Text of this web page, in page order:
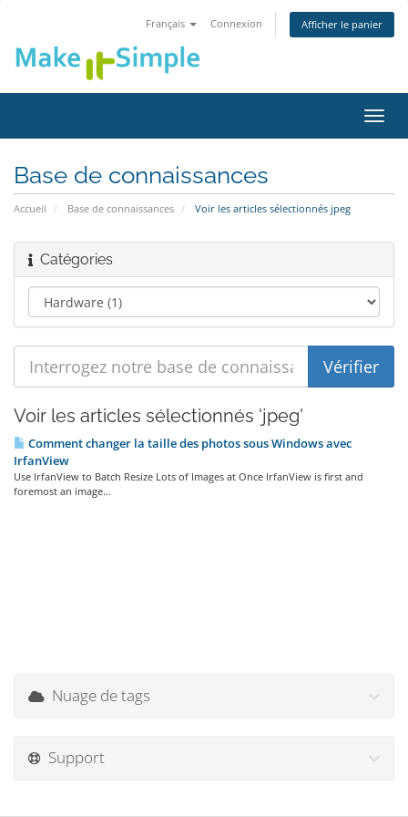
Français Connexion Afficher le panier
la
Base de connaissances
Accueil Base de connaissances Voir les articles sélectionnés jpeg
Catégories
Voir les articles sélectionnés 'jpeg'
Comment changer la taille des photos sous Windows avec
IrfanView
Use IrfanView to Batch Resize Lots of Images at Once IrfanView is first and
foremost an image...
Nuage de tags
Support